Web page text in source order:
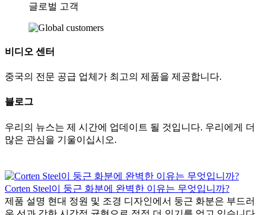
글로벌 고객
비디오 센터
중국의 전문 공급 업체가 최고의 제품을 제공합니다.
블로그
우리의 뉴스는 제 시간에 업데이트 될 것입니다. 우리에게 더
많은 관심을 기울이십시오.
Corten Steel이 둥근 화분에 완벽한 이유는 무엇입니까?
제품 설명 현대 정원 및 조경 디자인에서 둥근 화분은 부드러